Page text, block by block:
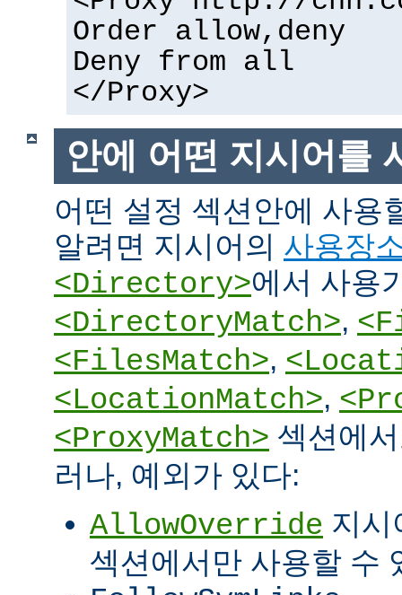
Order allow,deny
Deny from all
</Proxy>
안에 어떤 지시어를
어떤 설정 섹션안에 사용
알려면 지시어의 사용장
<Directory>에서 사용
<DirectoryMatch>,
<FilesMatch>,
<LocationMatch>,
<ProxyMatch> 섹션에
러나, 예외가 있다:
AllowOverride 지
섹션에서만 사용할 수